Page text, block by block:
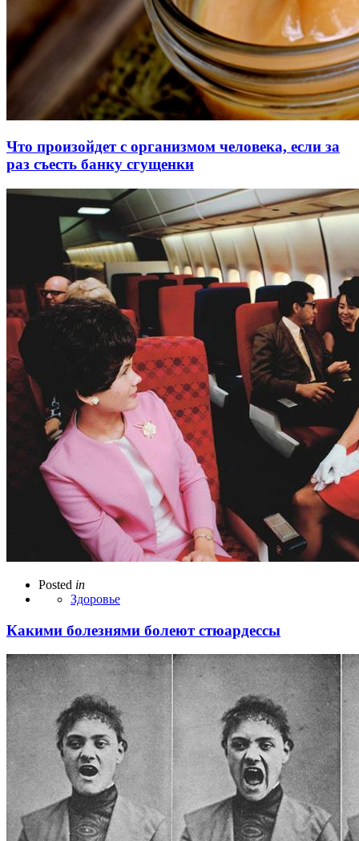
Что произойдет с организмом человека, если за
раз съесть банку сгущенки
Posted in
Здоровье
Какими болезнями болеют стюардессы